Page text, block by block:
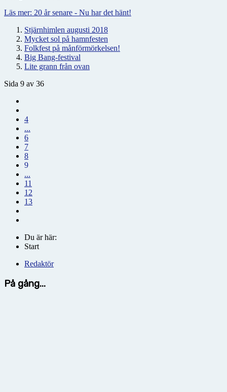
Läs mer: 20 år senare - Nu har det hänt!
Stjärnhimlen augusti 2018
Mycket sol på hamnfesten
Folkfest på månförmörkelsen!
Big Bang-festival
Lite grann från ovan
Sida 9 av 36
4
...
6
7
8
9
...
11
12
13
Du är här:
Start
Redaktör
På gång...